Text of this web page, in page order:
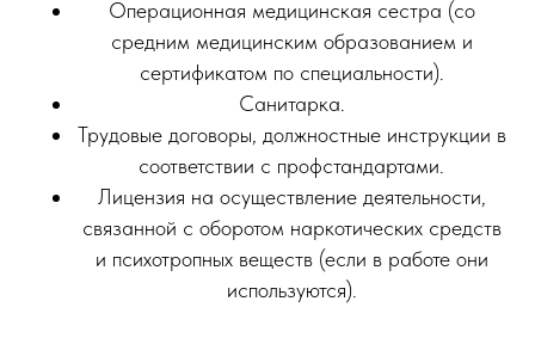
Операционная медицинская сестра (со
средним медицинским образованием и
сертификатом по специальности).
Санитарка.
Трудовые договоры, должностные инструкции в
соответствии с профстандартами.
Лицензия на осуществление деятельности,
связанной с оборотом наркотических средств
и психотропных веществ (если в работе они
используются).
Приказ Минздрава РФ № 1034н
от
30.12.2015 регламентирует правила
организации и оказания
наркологической помощи, включая
оснащение кабинетов.
Последствияведения
медицинской
деятельности без
лицензии